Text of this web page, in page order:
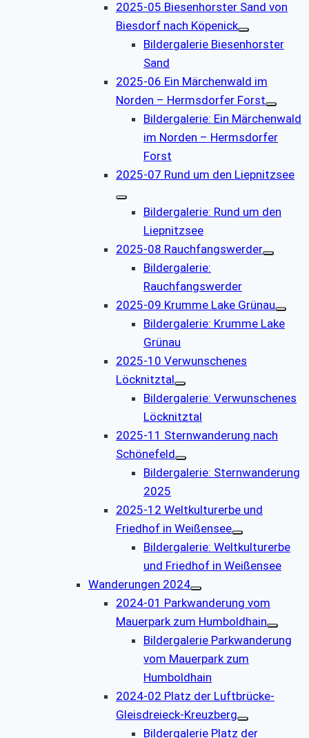
2025-05 Biesenhorster Sand von
Biesdorf nach Köpenick
Bildergalerie Biesenhorster
Sand
2025-06 Ein Märchenwald im
Norden – Hermsdorfer Forst
Bildergalerie: Ein Märchenwald
im Norden – Hermsdorfer
Forst
2025-07 Rund um den Liepnitzsee
Bildergalerie: Rund um den
Liepnitzsee
2025-08 Rauchfangswerder
Bildergalerie:
Rauchfangswerder
2025-09 Krumme Lake Grünau
Bildergalerie: Krumme Lake
Grünau
2025-10 Verwunschenes
Löcknitztal
Bildergalerie: Verwunschenes
Löcknitztal
2025-11 Sternwanderung nach
Schönefeld
Bildergalerie: Sternwanderung
2025
2025-12 Weltkulturerbe und
Friedhof in Weißensee
Bildergalerie: Weltkulturerbe
und Friedhof in Weißensee
Wanderungen 2024
2024-01 Parkwanderung vom
Mauerpark zum Humboldhain
Bildergalerie Parkwanderung
vom Mauerpark zum
Humboldhain
2024-02 Platz der Luftbrücke-
Gleisdreieck-Kreuzberg
Bildergalerie Platz der